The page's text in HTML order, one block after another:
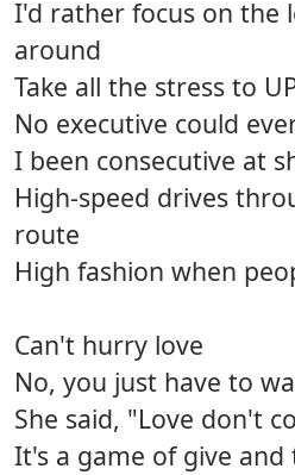
I'd rather focus on the
around
Take all the stress to
No executive could
I been consecutive at
High-speed drives
route
High fashion when
Can't hurry love
No, you just have to
She said, "Love don't
It's a game of give and